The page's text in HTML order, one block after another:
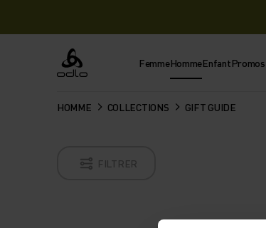
Odlo FemmeHommeEnfantPromos
HOMME COLLECTIONS GIFT GUIDE
FILTRER